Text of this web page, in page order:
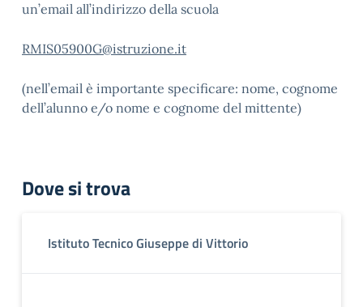
un’email all’indirizzo della scuola
RMIS05900G@istruzione.it
(nell’email è importante specificare: nome, cognome
dell’alunno e/o nome e cognome del mittente)
Dove si trova
Istituto Tecnico Giuseppe di Vittorio